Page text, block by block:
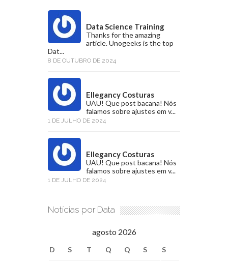
Data Science Training
Thanks for the amazing
article. Unogeeks is the top
Dat...
8 DE OUTUBRO DE 2024
Ellegancy Costuras
UAU! Que post bacana! Nós
falamos sobre ajustes em v...
1 DE JULHO DE 2024
Ellegancy Costuras
UAU! Que post bacana! Nós
falamos sobre ajustes em v...
1 DE JULHO DE 2024
Notícias por Data
agosto 2026
D S T Q Q S S